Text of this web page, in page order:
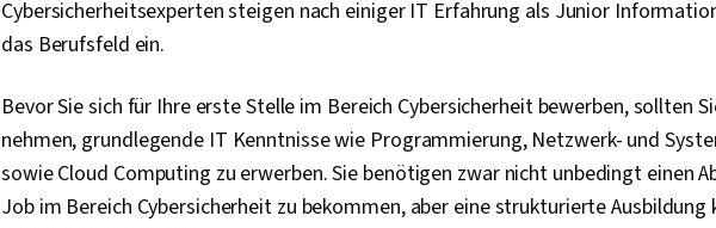
TCP/IP,
Netzwerk-
Cybersicherheitsexperten steigen nach einiger IT Erfahrung als Junior
das Berufsfeld ein.
Bevor Sie sich für Ihre erste Stelle im Bereich Cybersicherheit bewerben, sollten
nehmen, grundlegende IT Kenntnisse wie Programmierung, Netzwerk- und
sowie Cloud Computing zu erwerben. Sie benötigen zwar nicht unbedingt einen
Job im Bereich Cybersicherheit zu bekommen, aber eine strukturierte Ausbildung